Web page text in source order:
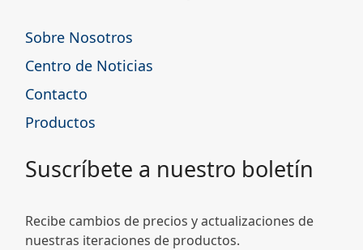
Sobre Nosotros
Centro de Noticias
Contacto
Productos
Suscríbete a nuestro boletín
Recibe cambios de precios y actualizaciones de
nuestras iteraciones de productos.